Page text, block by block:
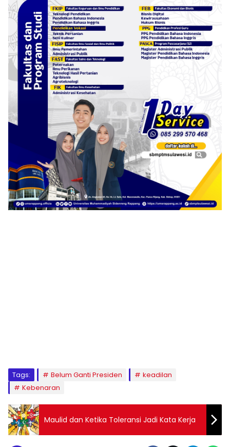
Tags: Belum Ganti Presiden
keadilan
Kebenaran
Maulid dan Ketika Toleransi Jadi Kata Kerja